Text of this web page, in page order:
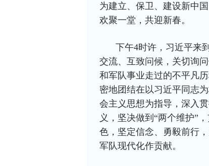
为建立、保卫、建设新中
欢聚一堂，共迎新春。
下午4时许，习近平来
交流、互致问候，关切询
和军队事业走过的不平凡
密地团结在以习近平同志
会主义思想为指导，深入
义，坚决做到“两个维护”
色，坚定信念、勇毅前行
军队现代化作贡献。